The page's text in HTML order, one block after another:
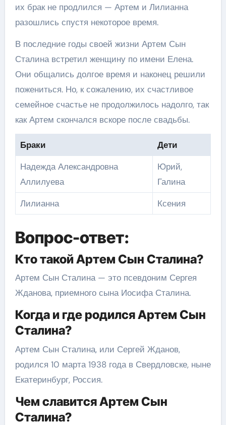
их брак не продлился — Артем и Лилианна
разошлись спустя некоторое время.
В последние годы своей жизни Артем Сын
Сталина встретил женщину по имени Елена.
Они общались долгое время и наконец решили
пожениться. Но, к сожалению, их счастливое
семейное счастье не продолжилось надолго, так
как Артем скончался вскоре после свадьбы.
Браки
Дети
Надежда Александровна
Аллилуева
Юрий,
Галина
Лилианна
Ксения
Вопрос-ответ:
Кто такой Артем Сын Сталина?
Артем Сын Сталина — это псевдоним Сергея
Жданова, приемного сына Иосифа Сталина.
Когда и где родился Артем Сын
Сталина?
Артем Сын Сталина, или Сергей Жданов,
родился 10 марта 1938 года в Свердловске, ныне
Екатеринбург, Россия.
Чем славится Артем Сын
Сталина?